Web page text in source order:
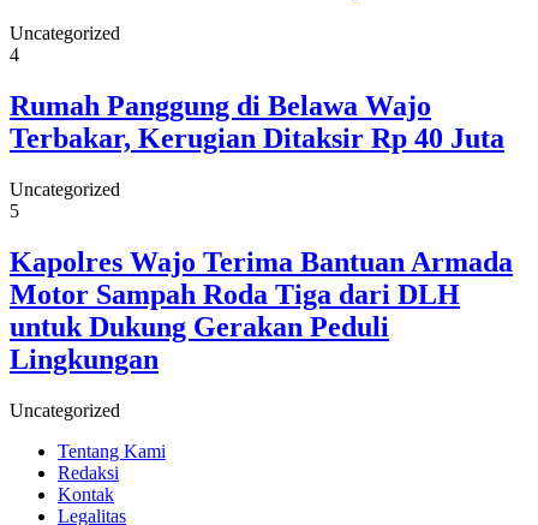
Uncategorized
4
Rumah Panggung di Belawa Wajo
Terbakar, Kerugian Ditaksir Rp 40 Juta
Uncategorized
5
Kapolres Wajo Terima Bantuan Armada
Motor Sampah Roda Tiga dari DLH
untuk Dukung Gerakan Peduli
Lingkungan
Uncategorized
Tentang Kami
Redaksi
Kontak
Legalitas